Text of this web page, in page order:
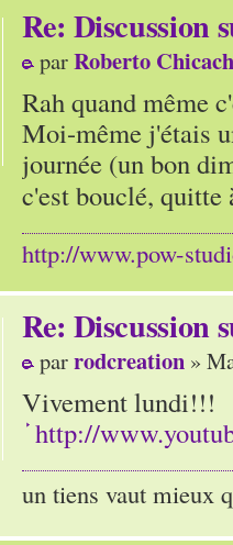
Re: Discussion
parRoberto
Rah quand même
Moi-même j'étais
journée (un bon
c'est bouclé,
http://www.pow-
Re: Discussion
parrodcreation »
Vivement lundi!!!
http://
un tiens vaut mieux